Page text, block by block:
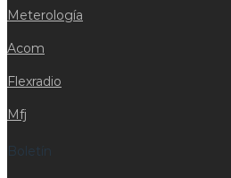
Meterología
Acom
Flexradio
Mfj
Boletín